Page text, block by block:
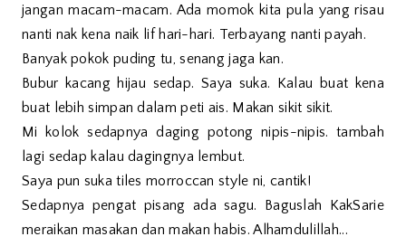
jangan macam-macam. Ada momok kita pula yang risau
nanti nak kena naik lif hari-hari. Terbayang nanti payah.
Banyak pokok puding tu, senang jaga kan.
Bubur kacang hijau sedap. Saya suka. Kalau buat kena
buat lebih simpan dalam peti ais. Makan sikit sikit.
Mi kolok sedapnya daging potong nipis-nipis. tambah
lagi sedap kalau dagingnya lembut.
Saya pun suka tiles morroccan style ni, cantik!
Sedapnya pengat pisang ada sagu. Baguslah KakSarie
meraikan masakan dan makan habis. Alhamdulillah...